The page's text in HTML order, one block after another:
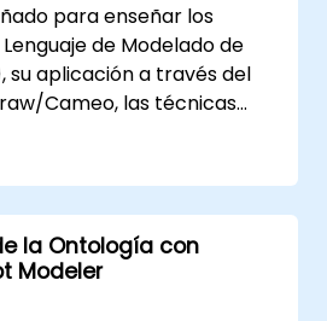
vincular simulaciones de
la arquitectura.
para enseñar los
de Modelado de
su aplicación a través del
Cameo, las técnicas
Modelos (MBSE) y las
MBSE. Esta formación
centrales y
reglas de validación,
y métricas del modelo, y
introducir los conceptos y
la Ontología con
Modeler